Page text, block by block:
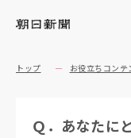
トップ お役立ちコンテ
Ｑ．あなたに